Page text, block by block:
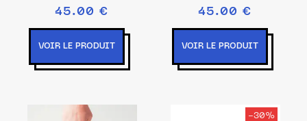
45.00 €
VOIR LE PRODUIT
45.00 €
VOIR LE PRODUIT
-30%